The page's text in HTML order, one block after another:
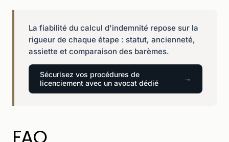
La fiabilité du calcul d'indemnité repose sur la
rigueur de chaque étape : statut, ancienneté,
assiette et comparaison des barèmes.
Sécurisez vos procédures de
licenciement avec un avocat dédié